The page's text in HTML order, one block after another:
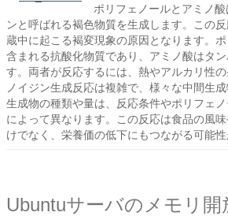
ポリフェノールとアミノ
ンと呼ばれる褐色物質を生成します。この
蔵中に起こる褐変現象の原因となります。
含まれる抗酸化物質であり、アミノ酸はタ
す。両者が反応するには、熱やアルカリ性
ノイジン生成反応は複雑で、様々な中間生成
生成物の種類や量は、反応条件やポリフェ
によって異なります。この反応は食品の風
けでなく、栄養価の低下にもつながる可能性
Ubuntuサーバのメモリ開